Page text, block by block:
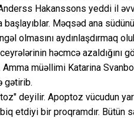
Hakanssons yeddi il
Məqsəd ana
olmasını aydınlaşdırmaq
həcmcə azaldığını
müəllimi Katarina
gətirib.
deyilir. Apoptoz vücudun
etdiyi bir proqramdır. Bütün